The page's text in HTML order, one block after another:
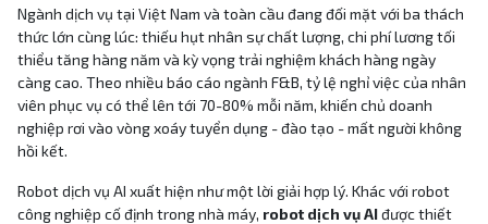
Ngành dịch vụ tại Việt Nam và toàn cầu đang đối mặt với ba thách
thức lớn cùng lúc: thiếu hụt nhân sự chất lượng, chi phí lương tối
thiểu tăng hàng năm và kỳ vọng trải nghiệm khách hàng ngày
càng cao. Theo nhiều báo cáo ngành F&B, tỷ lệ nghỉ việc của nhân
viên phục vụ có thể lên tới 70-80% mỗi năm, khiến chủ doanh
nghiệp rơi vào vòng xoáy tuyển dụng - đào tạo - mất người không
hồi kết.
Robot dịch vụ AI xuất hiện như một lời giải hợp lý. Khác với robot
công nghiệp cố định trong nhà máy, robot dịch vụ AIđược thiết